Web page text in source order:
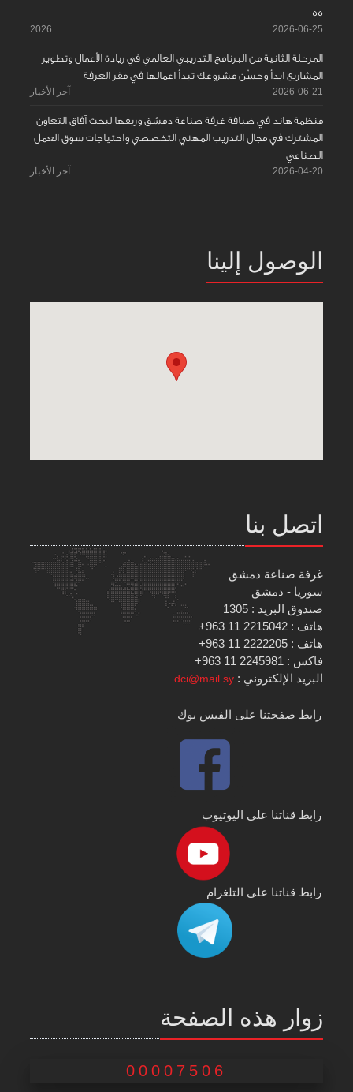
55
2026-06-25
2026
المرحلة الثانية من البرنامج التدريبي العالمي في ريادة الأعمال وتطوير
المشاريع ابدأ وحسّن مشروعك تبدأ اعمالها في مقر الغرفة
2026-06-21 آخر الأخبار
منظمة هاند في ضيافة غرفة صناعة دمشق وريفها لبحث آفاق التعاون
المشترك في مجال التدريب المهني التخصصي واحتياجات سوق العمل
الصناعي
2026-04-20 آخر الأخبار
الوصول إلينا
اتصل بنا
غرفة صناعة دمشق
سوريا - دمشق
صندوق البريد : 1305
هاتف : 2215042 11 963+
هاتف : 2222205 11 963+
فاكس : 2245981 11 963+
البريد الإلكتروني :dci@mail.sy
رابط صفحتنا على الفيس بوك
رابط قناتنا على اليوتيوب
رابط قناتنا على التلغرام
زوار هذه الصفحة
00007506